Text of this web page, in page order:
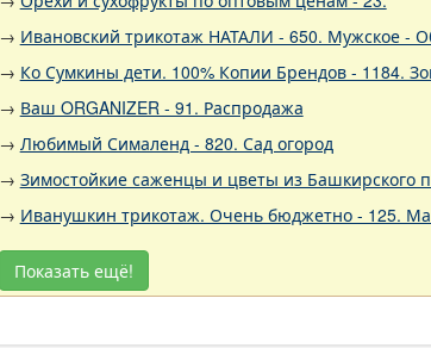
→ Ивановский трикотаж НАТАЛИ - 650. Мужское -
→ Ко Сумкины дети. 100% Копии Брендов - 1184.
→ Ваш ORGANIZER - 91. Распродажа
→ Любимый Сималенд - 820. Сад огород
→ Зимостойкие саженцы и цветы из Башкирского
→ Иванушкин трикотаж. Очень бюджетно - 125.
Показать ещё!